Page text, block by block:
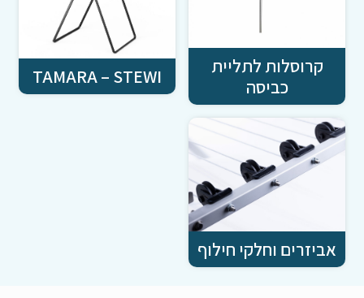
קרוסלות לתליית
כביסה
TAMARA – STEWI
אביזרים וחלקי חילוף